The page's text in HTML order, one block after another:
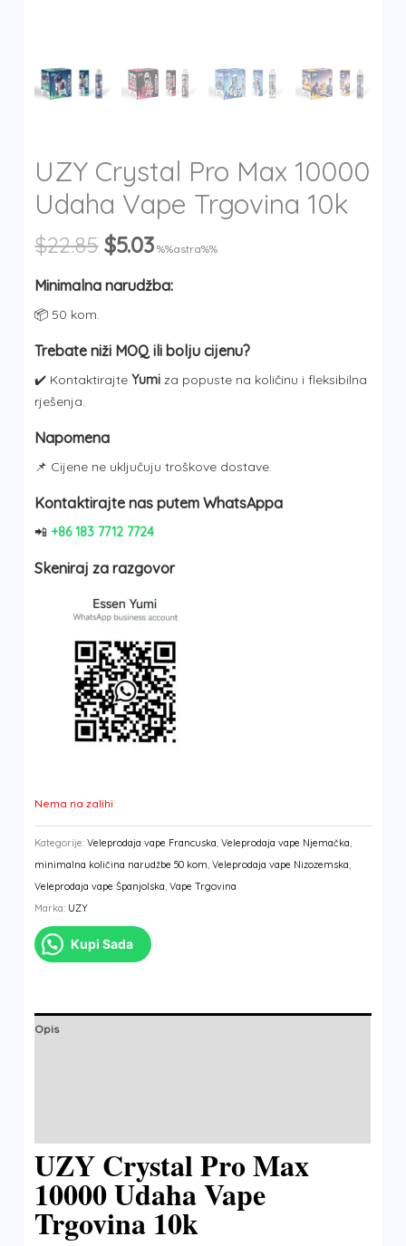
UZY Crystal Pro Max 10000
Udaha Vape Trgovina 10k
$22.85 Izvorna
bila
$5.03Trenutna
je:
%%astra%%
Minimalna narudžba:
📦 50 kom.
Trebate niži MOQ ili bolju cijenu?
✔️ KontaktirajteYumi za popuste na količinu i fleksibilna
rješenja.
Napomena
📌 Cijene ne uključuju troškove dostave.
Kontaktirajte nas putem WhatsAppa
📲+86 183 7712 7724
Skeniraj za razgovor
Nema na zalihi
Kategorije:Veleprodaja vape Francuska ,Veleprodaja vape Njemačka
minimalna količina narudžbe 50 kom ,Veleprodaja vape Nizozemska
Veleprodaja vape Španjolska ,Vape Trgovina
Marka: UZY
Kupi Sada
Opis
UZY Crystal Pro Max
10000 Udaha Vape
Trgovina 10k